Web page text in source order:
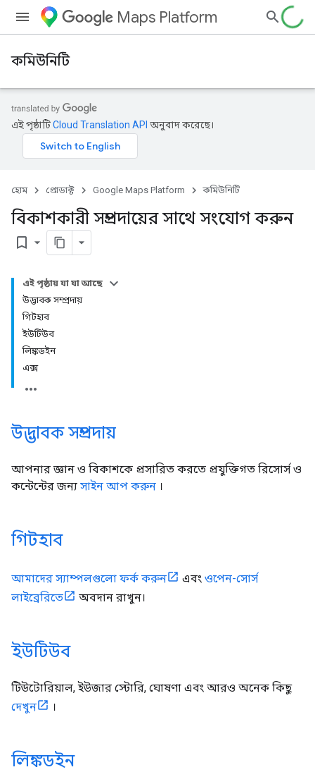
Maps Platform
কমিউনিটি
এই পৃষ্ঠাটিCloud Translation API অনুবাদ করেছে।
হোম প্রোডাক্ট Google Maps Platform কমিউনিটি
বিকাশকারী সম্প্রদায়ের সাথে সংযোগ করুন
bookmark_border
এই পৃষ্ঠায় যা যা আছে
উদ্ভাবক সম্প্রদায়
গিটহাব
ইউটিউব
লিঙ্কডইন
এক্স
উদ্ভাবক সম্প্রদায়
আপনার জ্ঞান ও বিকাশকে প্রসারিত করতে প্রযুক্তিগত রিসোর্স ও
কন্টেন্টের জন্য সাইন আপ করুন ।
গিটহাব
আমাদের স্যাম্পলগুলো ফর্ক করুন এবং ওপেন-সোর্স
লাইব্রেরিতে
অবদান রাখুন।
ইউটিউব
টিউটোরিয়াল, ইউজার স্টোরি, ঘোষণা এবং আরও অনেক কিছু
দেখুন
।
লিঙ্কডইন